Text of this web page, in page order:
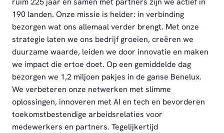
190 landen. Onze missie is helder: in verbinding
bezorgen wat ons allemaal verder brengt. Met onze
strategie laten we ons bedrijf groeien, creëren we
duurzame waarde, leiden we door innovatie en maken
we impact die ertoe doet. Op een gemiddelde dag
bezorgen we 1,2 miljoen pakjes in de ganse Benelux.
We verbeteren onze netwerken met slimme
oplossingen, innoveren met AI en tech en bevorderen
toekomstbestendige arbeidsrelaties voor
medewerkers en partners. Tegelijkertijd